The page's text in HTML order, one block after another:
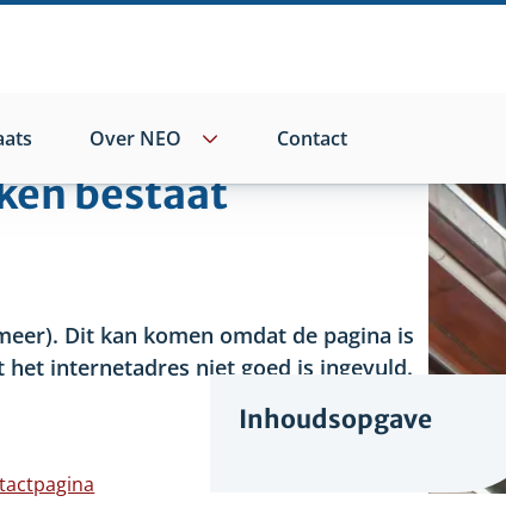
Over NEO Contact
bestaat
Dit kan komen omdat de pagina is
internetadres niet goed is ingevuld.
Inhoudsopgave